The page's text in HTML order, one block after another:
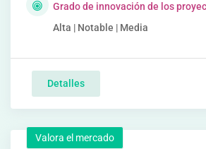
Grado de innovación de los
Alta | Notable | Media
Detalles
Valora el mercado